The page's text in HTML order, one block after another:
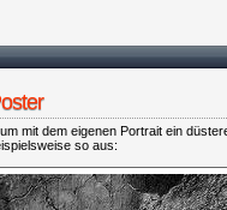
, um mit dem eigenen Portrait ein
so aus: